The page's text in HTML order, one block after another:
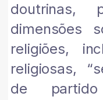
doutrinas,
dimensões
religiões,
religiosas,
de